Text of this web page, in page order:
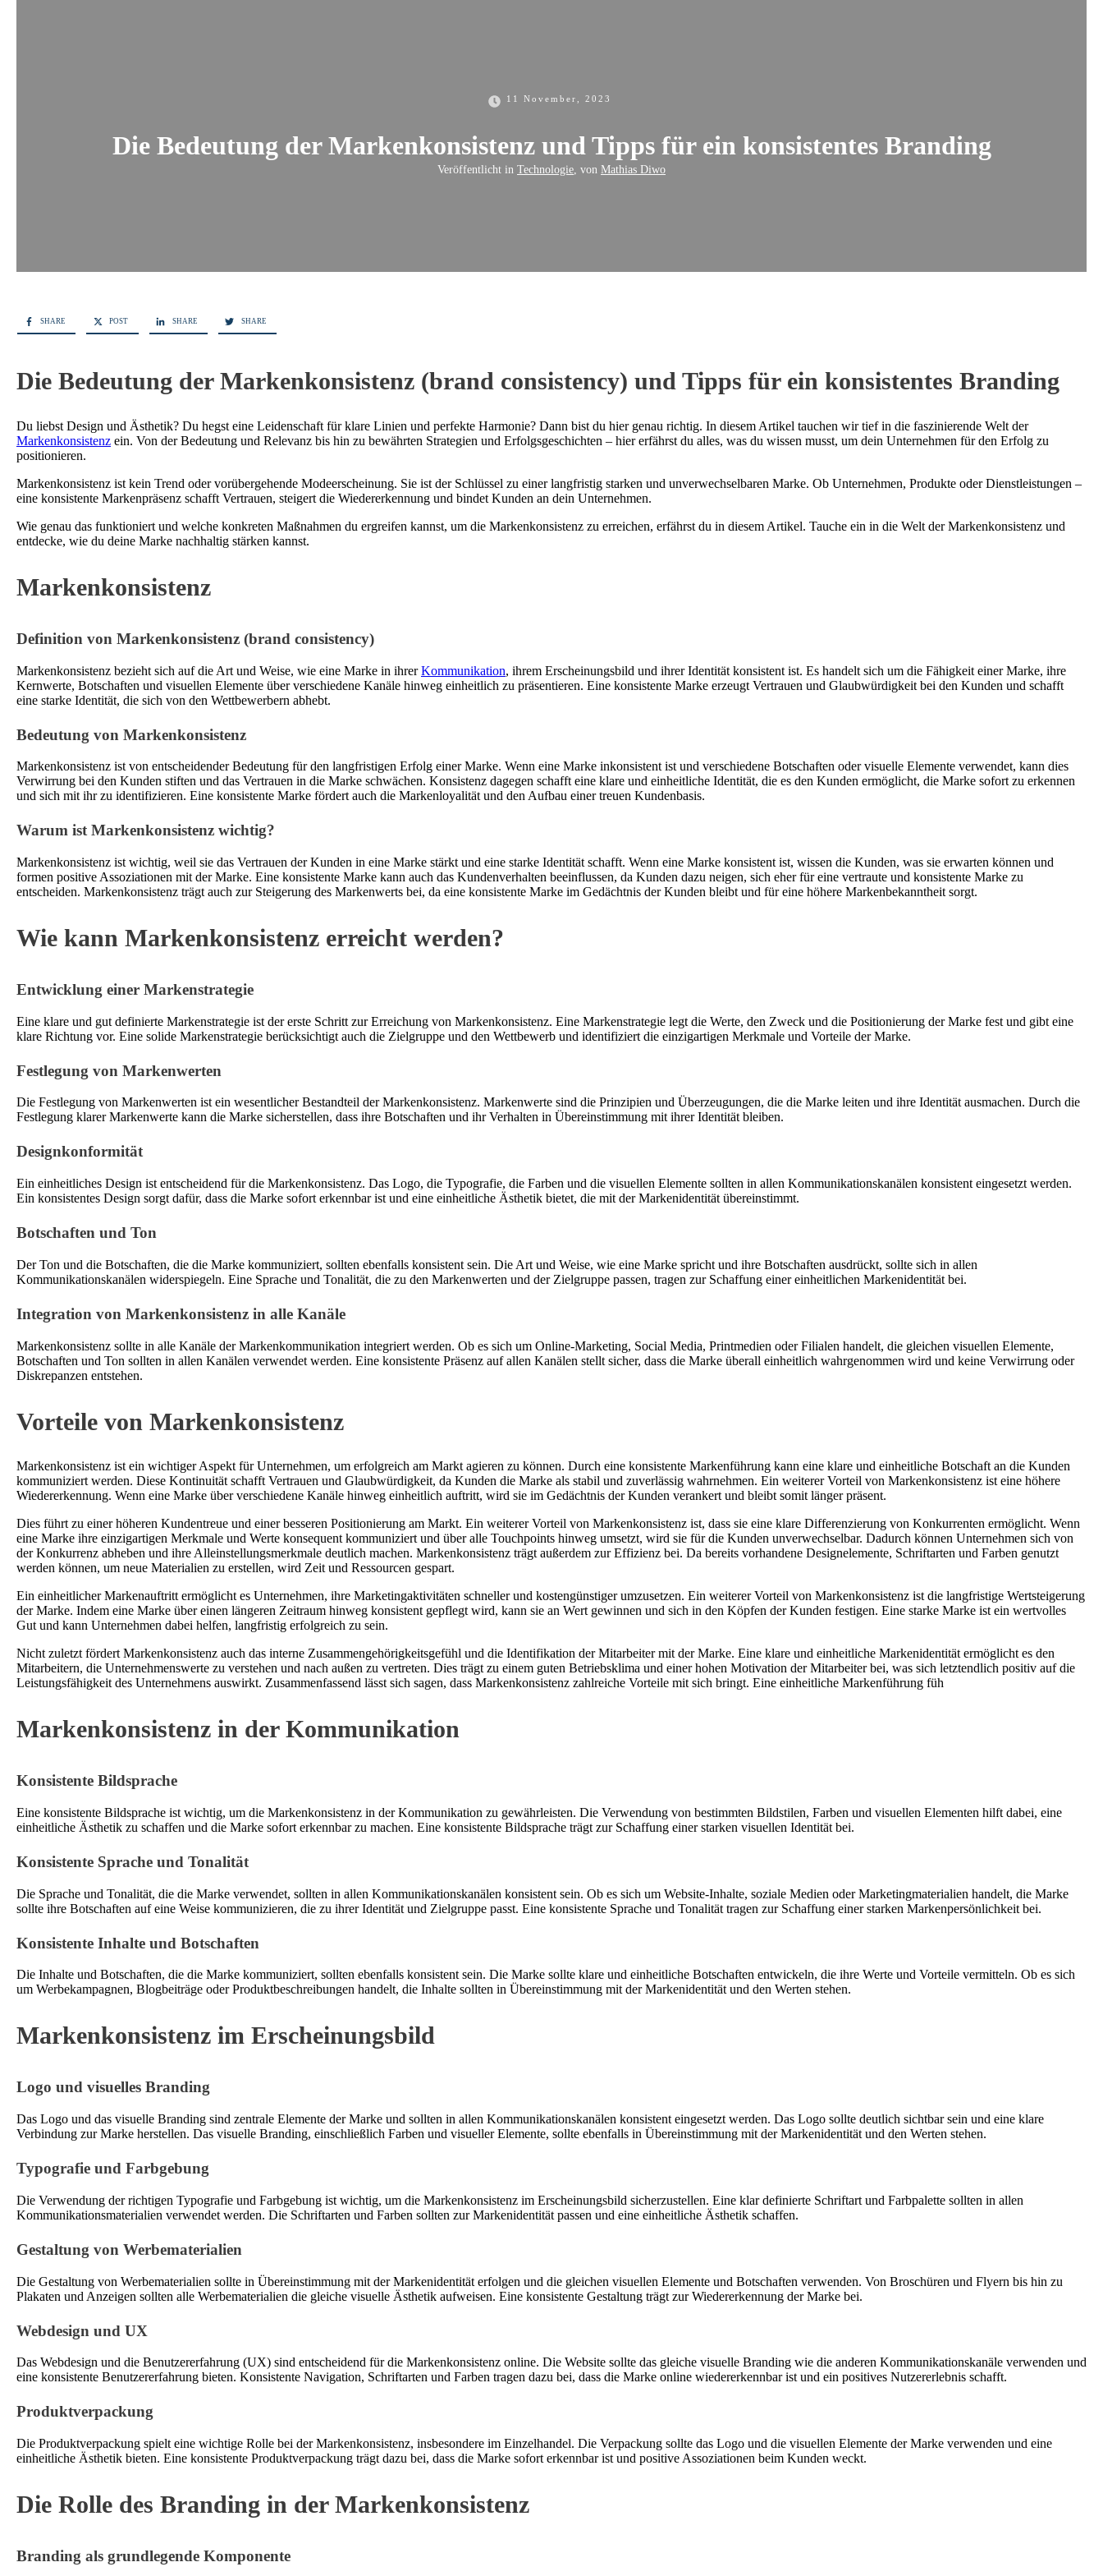
11 November, 2023
Die Bedeutung der Markenkonsistenz und Tipps für ein konsistentes Branding
Veröffentlicht in Technologie , von Mathias Diwo
SHARE POST SHARE SHARE
Die Bedeutung der Markenkonsistenz (brand consistency) und Tipps für ein konsistentes Branding
Du liebst Design und Ästhetik? Du hegst eine Leidenschaft für klare Linien und perfekte Harmonie? Dann bist du hier genau richtig. In diesem Artikel tauchen wir tief in die faszinierende Welt der
Markenkonsistenz ein. Von der Bedeutung und Relevanz bis hin zu bewährten Strategien und Erfolgsgeschichten – hier erfährst du alles, was du wissen musst, um dein Unternehmen für den Erfolg zu
positionieren.
Markenkonsistenz ist kein Trend oder vorübergehende Modeerscheinung. Sie ist der Schlüssel zu einer langfristig starken und unverwechselbaren Marke. Ob Unternehmen, Produkte oder Dienstleistungen –
eine konsistente Markenpräsenz schafft Vertrauen, steigert die Wiedererkennung und bindet Kunden an dein Unternehmen.
Wie genau das funktioniert und welche konkreten Maßnahmen du ergreifen kannst, um die Markenkonsistenz zu erreichen, erfährst du in diesem Artikel. Tauche ein in die Welt der Markenkonsistenz und
entdecke, wie du deine Marke nachhaltig stärken kannst.
Markenkonsistenz
Definition von Markenkonsistenz (brand consistency)
Markenkonsistenz bezieht sich auf die Art und Weise, wie eine Marke in ihrerKommunikation, ihrem Erscheinungsbild und ihrer Identität konsistent ist. Es handelt sich um die Fähigkeit einer Marke, ihre
Kernwerte, Botschaften und visuellen Elemente über verschiedene Kanäle hinweg einheitlich zu präsentieren. Eine konsistente Marke erzeugt Vertrauen und Glaubwürdigkeit bei den Kunden und schafft
eine starke Identität, die sich von den Wettbewerbern abhebt.
Bedeutung von Markenkonsistenz
Markenkonsistenz ist von entscheidender Bedeutung für den langfristigen Erfolg einer Marke. Wenn eine Marke inkonsistent ist und verschiedene Botschaften oder visuelle Elemente verwendet, kann dies
Verwirrung bei den Kunden stiften und das Vertrauen in die Marke schwächen. Konsistenz dagegen schafft eine klare und einheitliche Identität, die es den Kunden ermöglicht, die Marke sofort zu erkennen
und sich mit ihr zu identifizieren. Eine konsistente Marke fördert auch die Markenloyalität und den Aufbau einer treuen Kundenbasis.
Warum ist Markenkonsistenz wichtig?
Markenkonsistenz ist wichtig, weil sie das Vertrauen der Kunden in eine Marke stärkt und eine starke Identität schafft. Wenn eine Marke konsistent ist, wissen die Kunden, was sie erwarten können und
formen positive Assoziationen mit der Marke. Eine konsistente Marke kann auch das Kundenverhalten beeinflussen, da Kunden dazu neigen, sich eher für eine vertraute und konsistente Marke zu
entscheiden. Markenkonsistenz trägt auch zur Steigerung des Markenwerts bei, da eine konsistente Marke im Gedächtnis der Kunden bleibt und für eine höhere Markenbekanntheit sorgt.
Wie kann Markenkonsistenz erreicht werden?
Entwicklung einer Markenstrategie
Eine klare und gut definierte Markenstrategie ist der erste Schritt zur Erreichung von Markenkonsistenz. Eine Markenstrategie legt die Werte, den Zweck und die Positionierung der Marke fest und gibt eine
klare Richtung vor. Eine solide Markenstrategie berücksichtigt auch die Zielgruppe und den Wettbewerb und identifiziert die einzigartigen Merkmale und Vorteile der Marke.
Festlegung von Markenwerten
Die Festlegung von Markenwerten ist ein wesentlicher Bestandteil der Markenkonsistenz. Markenwerte sind die Prinzipien und Überzeugungen, die die Marke leiten und ihre Identität ausmachen. Durch die
Festlegung klarer Markenwerte kann die Marke sicherstellen, dass ihre Botschaften und ihr Verhalten in Übereinstimmung mit ihrer Identität bleiben.
Designkonformität
Ein einheitliches Design ist entscheidend für die Markenkonsistenz. Das Logo, die Typografie, die Farben und die visuellen Elemente sollten in allen Kommunikationskanälen konsistent eingesetzt werden.
Ein konsistentes Design sorgt dafür, dass die Marke sofort erkennbar ist und eine einheitliche Ästhetik bietet, die mit der Markenidentität übereinstimmt.
Botschaften und Ton
Der Ton und die Botschaften, die die Marke kommuniziert, sollten ebenfalls konsistent sein. Die Art und Weise, wie eine Marke spricht und ihre Botschaften ausdrückt, sollte sich in allen
Kommunikationskanälen widerspiegeln. Eine Sprache und Tonalität, die zu den Markenwerten und der Zielgruppe passen, tragen zur Schaffung einer einheitlichen Markenidentität bei.
Integration von Markenkonsistenz in alle Kanäle
Markenkonsistenz sollte in alle Kanäle der Markenkommunikation integriert werden. Ob es sich um Online-Marketing, Social Media, Printmedien oder Filialen handelt, die gleichen visuellen Elemente,
Botschaften und Ton sollten in allen Kanälen verwendet werden. Eine konsistente Präsenz auf allen Kanälen stellt sicher, dass die Marke überall einheitlich wahrgenommen wird und keine Verwirrung oder
Diskrepanzen entstehen.
Vorteile von Markenkonsistenz
Markenkonsistenz ist ein wichtiger Aspekt für Unternehmen, um erfolgreich am Markt agieren zu können. Durch eine konsistente Markenführung kann eine klare und einheitliche Botschaft an die Kunden
kommuniziert werden. Diese Kontinuität schafft Vertrauen und Glaubwürdigkeit, da Kunden die Marke als stabil und zuverlässig wahrnehmen. Ein weiterer Vorteil von Markenkonsistenz ist eine höhere
Wiedererkennung. Wenn eine Marke über verschiedene Kanäle hinweg einheitlich auftritt, wird sie im Gedächtnis der Kunden verankert und bleibt somit länger präsent.
Dies führt zu einer höheren Kundentreue und einer besseren Positionierung am Markt. Ein weiterer Vorteil von Markenkonsistenz ist, dass sie eine klare Differenzierung von Konkurrenten ermöglicht. Wenn
eine Marke ihre einzigartigen Merkmale und Werte konsequent kommuniziert und über alle Touchpoints hinweg umsetzt, wird sie für die Kunden unverwechselbar. Dadurch können Unternehmen sich von
der Konkurrenz abheben und ihre Alleinstellungsmerkmale deutlich machen. Markenkonsistenz trägt außerdem zur Effizienz bei. Da bereits vorhandene Designelemente, Schriftarten und Farben genutzt
werden können, um neue Materialien zu erstellen, wird Zeit und Ressourcen gespart.
Ein einheitlicher Markenauftritt ermöglicht es Unternehmen, ihre Marketingaktivitäten schneller und kostengünstiger umzusetzen. Ein weiterer Vorteil von Markenkonsistenz ist die langfristige Wertsteigerung
der Marke. Indem eine Marke über einen längeren Zeitraum hinweg konsistent gepflegt wird, kann sie an Wert gewinnen und sich in den Köpfen der Kunden festigen. Eine starke Marke ist ein wertvolles
Gut und kann Unternehmen dabei helfen, langfristig erfolgreich zu sein.
Nicht zuletzt fördert Markenkonsistenz auch das interne Zusammengehörigkeitsgefühl und die Identifikation der Mitarbeiter mit der Marke. Eine klare und einheitliche Markenidentität ermöglicht es den
Mitarbeitern, die Unternehmenswerte zu verstehen und nach außen zu vertreten. Dies trägt zu einem guten Betriebsklima und einer hohen Motivation der Mitarbeiter bei, was sich letztendlich positiv auf die
Leistungsfähigkeit des Unternehmens auswirkt. Zusammenfassend lässt sich sagen, dass Markenkonsistenz zahlreiche Vorteile mit sich bringt. Eine einheitliche Markenführung füh
Markenkonsistenz in der Kommunikation
Konsistente Bildsprache
Eine konsistente Bildsprache ist wichtig, um die Markenkonsistenz in der Kommunikation zu gewährleisten. Die Verwendung von bestimmten Bildstilen, Farben und visuellen Elementen hilft dabei, eine
einheitliche Ästhetik zu schaffen und die Marke sofort erkennbar zu machen. Eine konsistente Bildsprache trägt zur Schaffung einer starken visuellen Identität bei.
Konsistente Sprache und Tonalität
Die Sprache und Tonalität, die die Marke verwendet, sollten in allen Kommunikationskanälen konsistent sein. Ob es sich um Website-Inhalte, soziale Medien oder Marketingmaterialien handelt, die Marke
sollte ihre Botschaften auf eine Weise kommunizieren, die zu ihrer Identität und Zielgruppe passt. Eine konsistente Sprache und Tonalität tragen zur Schaffung einer starken Markenpersönlichkeit bei.
Konsistente Inhalte und Botschaften
Die Inhalte und Botschaften, die die Marke kommuniziert, sollten ebenfalls konsistent sein. Die Marke sollte klare und einheitliche Botschaften entwickeln, die ihre Werte und Vorteile vermitteln. Ob es sich
um Werbekampagnen, Blogbeiträge oder Produktbeschreibungen handelt, die Inhalte sollten in Übereinstimmung mit der Markenidentität und den Werten stehen.
Markenkonsistenz im Erscheinungsbild
Logo und visuelles Branding
Das Logo und das visuelle Branding sind zentrale Elemente der Marke und sollten in allen Kommunikationskanälen konsistent eingesetzt werden. Das Logo sollte deutlich sichtbar sein und eine klare
Verbindung zur Marke herstellen. Das visuelle Branding, einschließlich Farben und visueller Elemente, sollte ebenfalls in Übereinstimmung mit der Markenidentität und den Werten stehen.
Typografie und Farbgebung
Die Verwendung der richtigen Typografie und Farbgebung ist wichtig, um die Markenkonsistenz im Erscheinungsbild sicherzustellen. Eine klar definierte Schriftart und Farbpalette sollten in allen
Kommunikationsmaterialien verwendet werden. Die Schriftarten und Farben sollten zur Markenidentität passen und eine einheitliche Ästhetik schaffen.
Gestaltung von Werbematerialien
Die Gestaltung von Werbematerialien sollte in Übereinstimmung mit der Markenidentität erfolgen und die gleichen visuellen Elemente und Botschaften verwenden. Von Broschüren und Flyern bis hin zu
Plakaten und Anzeigen sollten alle Werbematerialien die gleiche visuelle Ästhetik aufweisen. Eine konsistente Gestaltung trägt zur Wiedererkennung der Marke bei.
Webdesign und UX
Das Webdesign und die Benutzererfahrung (UX) sind entscheidend für die Markenkonsistenz online. Die Website sollte das gleiche visuelle Branding wie die anderen Kommunikationskanäle verwenden und
eine konsistente Benutzererfahrung bieten. Konsistente Navigation, Schriftarten und Farben tragen dazu bei, dass die Marke online wiedererkennbar ist und ein positives Nutzererlebnis schafft.
Produktverpackung
Die Produktverpackung spielt eine wichtige Rolle bei der Markenkonsistenz, insbesondere im Einzelhandel. Die Verpackung sollte das Logo und die visuellen Elemente der Marke verwenden und eine
einheitliche Ästhetik bieten. Eine konsistente Produktverpackung trägt dazu bei, dass die Marke sofort erkennbar ist und positive Assoziationen beim Kunden weckt.
Die Rolle des Branding in der Markenkonsistenz
Branding als grundlegende Komponente